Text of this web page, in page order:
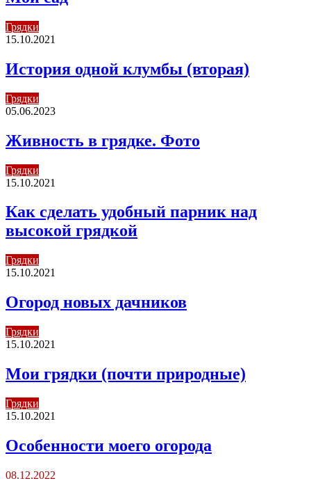
Грядки
15.10.2021
История одной клумбы (вторая)
Грядки
05.06.2023
Живность в грядке. Фото
Грядки
15.10.2021
Как сделать удобный парник над
высокой грядкой
Грядки
15.10.2021
Огород новых дачников
Грядки
15.10.2021
Мои грядки (почти природные)
Грядки
15.10.2021
Особенности моего огорода
08.12.2022